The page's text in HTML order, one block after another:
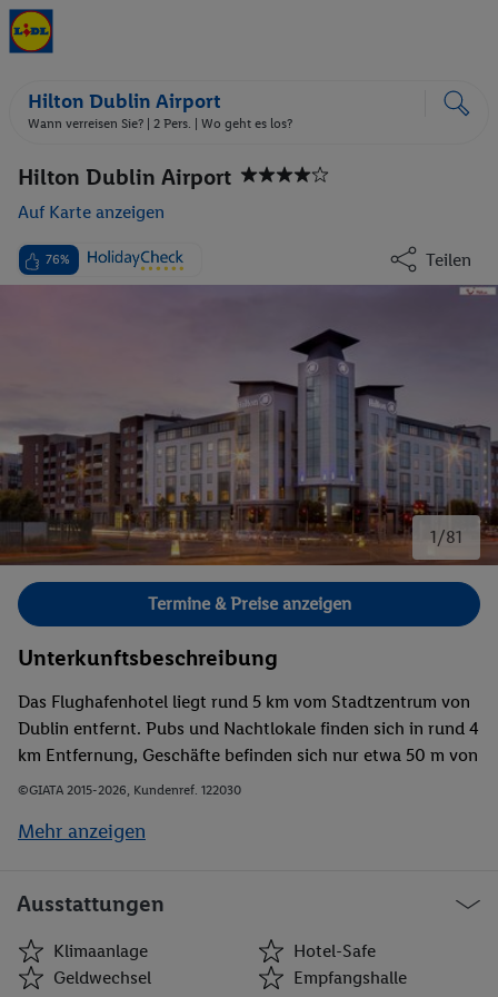
Hilton Dublin Airport
Wann verreisen Sie? | 2 Pers. | Wo geht es los?
Hilton Dublin Airport
Auf Karte anzeigen
76% Teilen
1/81
Bild 1 von 81.
Termine & Preise anzeigen
Unterkunftsbeschreibung
Das Flughafenhotel liegt rund 5 km vom Stadtzentrum von
Dublin entfernt. Pubs und Nachtlokale finden sich in rund 4
km Entfernung, Geschäfte befinden sich nur etwa 50 m von
der Tür des Hotels entfernt. Das Malahide-Schloss und der
erreicht. Der Flughafen Dublin ist etwa 9 km vom Hotel
©GIATA 2015-2026, Kundenref. 122030
Mehr anzeigen
Ausstattungen
Klimaanlage
Hotel-Safe
Geldwechsel
Empfangshalle